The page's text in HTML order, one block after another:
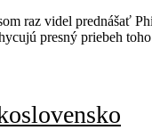
raz videl prednášať
presný priebeh